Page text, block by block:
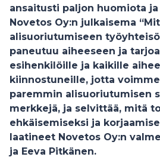
ansaitusti paljon huomiota
Novetos Oy:n julkaisema
alisuoriutumiseen
paneutuu aiheeseen ja
esihenkilöille ja kaikille
kiinnostuneille, jotta
paremmin alisuoriutumisen
merkkejä, ja selvittää, mitä
ehkäisemiseksi ja
laatineet Novetos Oy:n
ja Eeva Pitkänen.